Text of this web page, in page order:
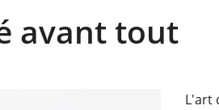
avant tout
L'art